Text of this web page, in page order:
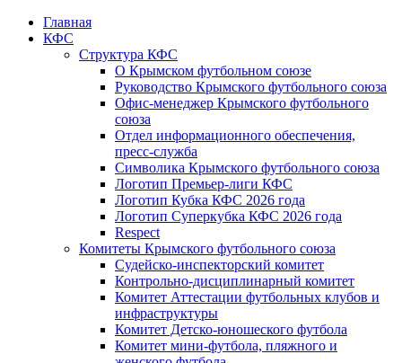
Главная
КФС
Структура КФС
О Крымском футбольном союзе
Руководство Крымского футбольного союза
Офис-менеджер Крымского футбольного
союза
Отдел информационного обеспечения,
пресс-служба
Символика Крымского футбольного союза
Логотип Премьер-лиги КФС
Логотип Кубка КФС 2026 года
Логотип Суперкубка КФС 2026 года
Respect
Комитеты Крымского футбольного союза
Судейско-инспекторский комитет
Контрольно-дисциплинарный комитет
Комитет Аттестации футбольных клубов и
инфраструктуры
Комитет Детско-юношеского футбола
Комитет мини-футбола, пляжного и